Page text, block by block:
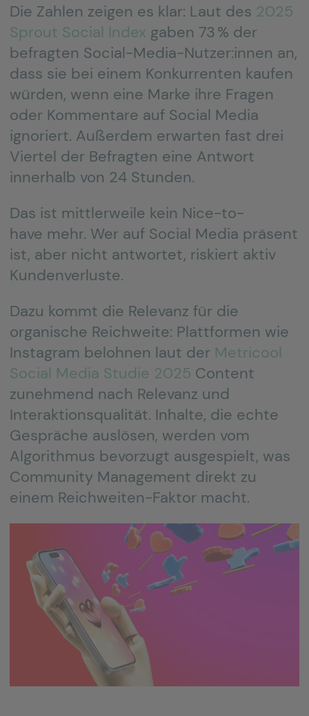
Die Zahlen zeigen es klar: Laut des 2025
Sprout Social Index gaben 73 % der
befragten Social-Media-Nutzer:innen an,
dass sie bei einem Konkurrenten kaufen
würden, wenn eine Marke ihre Fragen
oder Kommentare auf Social Media
ignoriert. Außerdem erwarten fast drei
Viertel der Befragten eine Antwort
innerhalb von 24 Stunden.
Das ist mittlerweile kein Nice-to-
have mehr. Wer auf Social Media präsent
ist, aber nicht antwortet, riskiert aktiv
Kundenverluste.
Dazu kommt die Relevanz für die
organische Reichweite: Plattformen wie
Instagram belohnen laut der Metricool
Social Media Studie 2025 Content
zunehmend nach Relevanz und
Interaktionsqualität. Inhalte, die echte
Gespräche auslösen, werden vom
Algorithmus bevorzugt ausgespielt, was
Community Management direkt zu
einem Reichweiten-Faktor macht.